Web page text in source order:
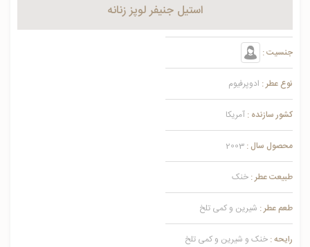
استیل جنیفر لوپز زنانه
جنسیت :
نوع عطر : ادوپرفیوم
کشور سازنده : آمریکا
محصول سال : 2003
طبیعت عطر : خنک
طعم عطر : شیرین و کمی تلخ
رایحه : خنک و شیرین و کمی تلخ